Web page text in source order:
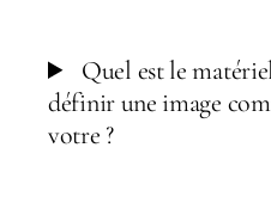
Quel est le
définir une image
votre ?